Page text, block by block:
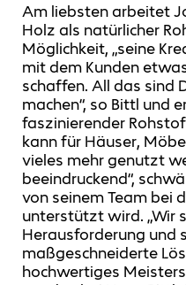
Am liebsten arbeitet
Holz als natürlicher
Möglichkeit, „seine
mit dem Kunden
schaffen. All das sind
machen“, so Bittl und
faszinierender
kann für Häuser,
vieles mehr genutzt
beeindruckend“,
von seinem Team bei
unterstützt wird. „Wir
Herausforderung und
maßgeschneiderte
hochwertiges